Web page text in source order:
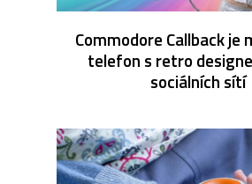
Commodore Callback je
telefon s retro
sociálních sítí